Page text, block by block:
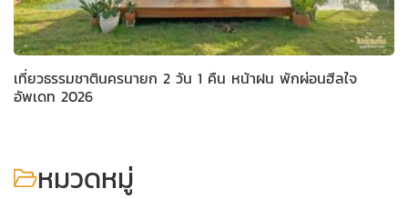
เที่ยวธรรมชาตินครนายก 2 วัน 1 คืน หน้าฝน พักผ่อนฮีลใจ
อัพเดท 2026
หมวดหมู่